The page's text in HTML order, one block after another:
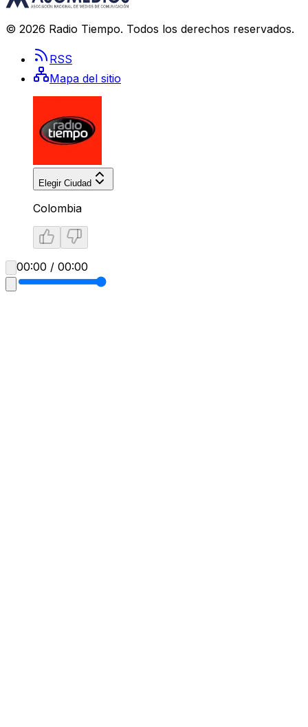
© 2026 Radio Tiempo. Todos los derechos reservados.
RSS
Mapa del sitio
Elegir Ciudad
Colombia
00:00 / 00:00